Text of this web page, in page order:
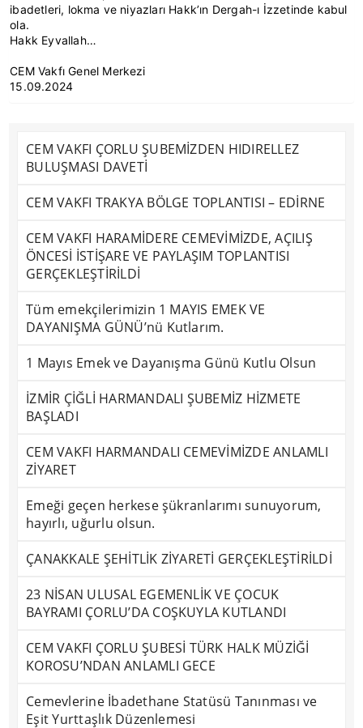
ibadetleri, lokma ve niyazları Hakk’ın Dergah-ı İzzetinde kabul
ola.
Hakk Eyvallah…
CEM Vakfı Genel Merkezi
15.09.2024
CEM VAKFI ÇORLU ŞUBEMİZDEN HIDIRELLEZ
BULUŞMASI DAVETİ
CEM VAKFI TRAKYA BÖLGE TOPLANTISI – EDİRNE
CEM VAKFI HARAMİDERE CEMEVİMİZDE, AÇILIŞ
ÖNCESİ İSTİŞARE VE PAYLAŞIM TOPLANTISI
GERÇEKLEŞTİRİLDİ
Tüm emekçilerimizin 1 MAYIS EMEK VE
DAYANIŞMA GÜNÜ’nü Kutlarım.
1 Mayıs Emek ve Dayanışma Günü Kutlu Olsun
İZMİR ÇİĞLİ HARMANDALI ŞUBEMİZ HİZMETE
BAŞLADI
CEM VAKFI HARMANDALI CEMEVİMİZDE ANLAMLI
ZİYARET
Emeği geçen herkese şükranlarımı sunuyorum,
hayırlı, uğurlu olsun.
ÇANAKKALE ŞEHİTLİK ZİYARETİ GERÇEKLEŞTİRİLDİ
23 NİSAN ULUSAL EGEMENLİK VE ÇOCUK
BAYRAMI ÇORLU’DA COŞKUYLA KUTLANDI
CEM VAKFI ÇORLU ŞUBESİ TÜRK HALK MÜZİĞİ
KOROSU’NDAN ANLAMLI GECE
Cemevlerine İbadethane Statüsü Tanınması ve
Eşit Yurttaşlık Düzenlemesi